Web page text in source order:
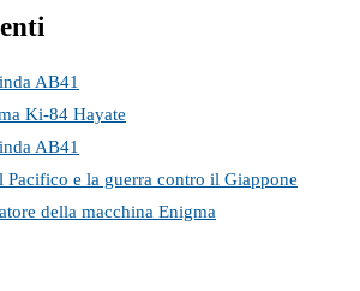
AB41
Ki-84 Hayate
AB41
Pacifico e la guerra contro il Giappone
della macchina Enigma